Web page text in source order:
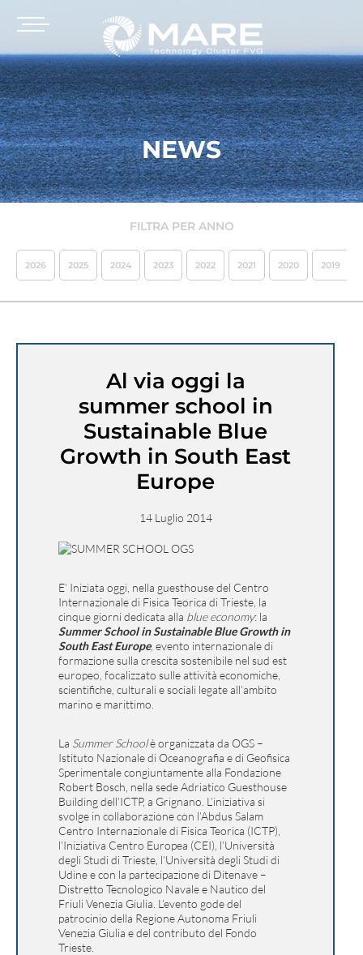
NEWS
FILTRA PER ANNO
2026 2025 2024 2023 2022 2021 2020 2019
Al via oggi la
summer school in
Sustainable Blue
Growth in South East
Europe
14 Luglio 2014
E’ Iniziata oggi, nella guesthouse del Centro
Internazionale di Fisica Teorica di Trieste, la
cinque giorni dedicata alla blue economy: la
Summer School in Sustainable Blue Growth in
South East Europe, evento internazionale di
formazione sulla crescita sostenibile nel sud est
europeo, focalizzato sulle attività economiche,
scientifiche, culturali e sociali legate all’ambito
marino e marittimo.
La Summer Schoolè organizzata da OGS –
Istituto Nazionale di Oceanografia e di Geofisica
Sperimentale congiuntamente alla Fondazione
Robert Bosch, nella sede Adriatico Guesthouse
Building dell’ICTP, a Grignano. L’iniziativa si
svolge in collaborazione con l’Abdus Salam
Centro Internazionale di Fisica Teorica (ICTP),
l’Iniziativa Centro Europea (CEI), l’Università
degli Studi di Trieste, l’Università degli Studi di
Udine e con la partecipazione di Ditenave –
Distretto Tecnologico Navale e Nautico del
Friuli Venezia Giulia. L’evento gode del
patrocinio della Regione Autonoma Friuli
Venezia Giulia e del contributo del Fondo
Trieste.